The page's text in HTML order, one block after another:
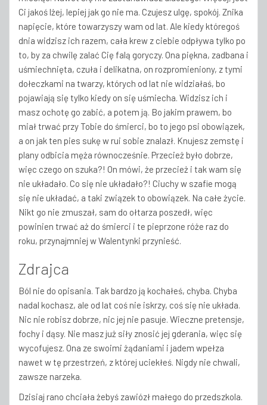
Ci jakoś lżej, lepiej jak go nie ma. Czujesz ulgę, spokój. Znika
napięcie, które towarzyszy wam od lat. Ale kiedy któregoś
dnia widzisz ich razem, cała krew z ciebie odpływa tylko po
to, by za chwilę zalać Cię falą goryczy. Ona piękna, zadbana i
uśmiechnięta, czuła i delikatna, on rozpromieniony, z tymi
dołeczkami na twarzy, których od lat nie widziałaś, bo
pojawiają się tylko kiedy on się uśmiecha. Widzisz ich i
masz ochotę go zabić, a potem ją. Bo jakim prawem, bo
miał trwać przy Tobie do śmierci, bo to jego psi obowiązek,
a on jak ten pies sukę w rui sobie znalazł. Knujesz zemstę i
plany odbicia męża równocześnie. Przecież było dobrze,
więc czego on szuka?! On mówi, że przecież i tak wam się
nie układało. Co się nie układało?! Ciuchy w szafie mogą
się nie układać, a taki związek to obowiązek. Na całe życie.
Nikt go nie zmuszał, sam do ołtarza poszedł, więc
powinien trwać aż do śmierci i te pieprzone róże raz do
roku, przynajmniej w Walentynki przynieść.
Zdrajca
Ból nie do opisania. Tak bardzo ją kochałeś, chyba. Chyba
nadal kochasz, ale od lat coś nie iskrzy, coś się nie układa.
Nic nie robisz dobrze, nic jej nie pasuje. Wieczne pretensje,
fochy i dąsy. Nie masz już siły znosić jej gderania, więc się
wycofujesz. Ona ze swoimi żądaniami i jadem wpełza
nawet w tę przestrzeń, z której uciekłeś. Nigdy nie chwali,
zawsze narzeka.
Dzisiaj rano chciała żebyś zawiózł małego do przedszkola.